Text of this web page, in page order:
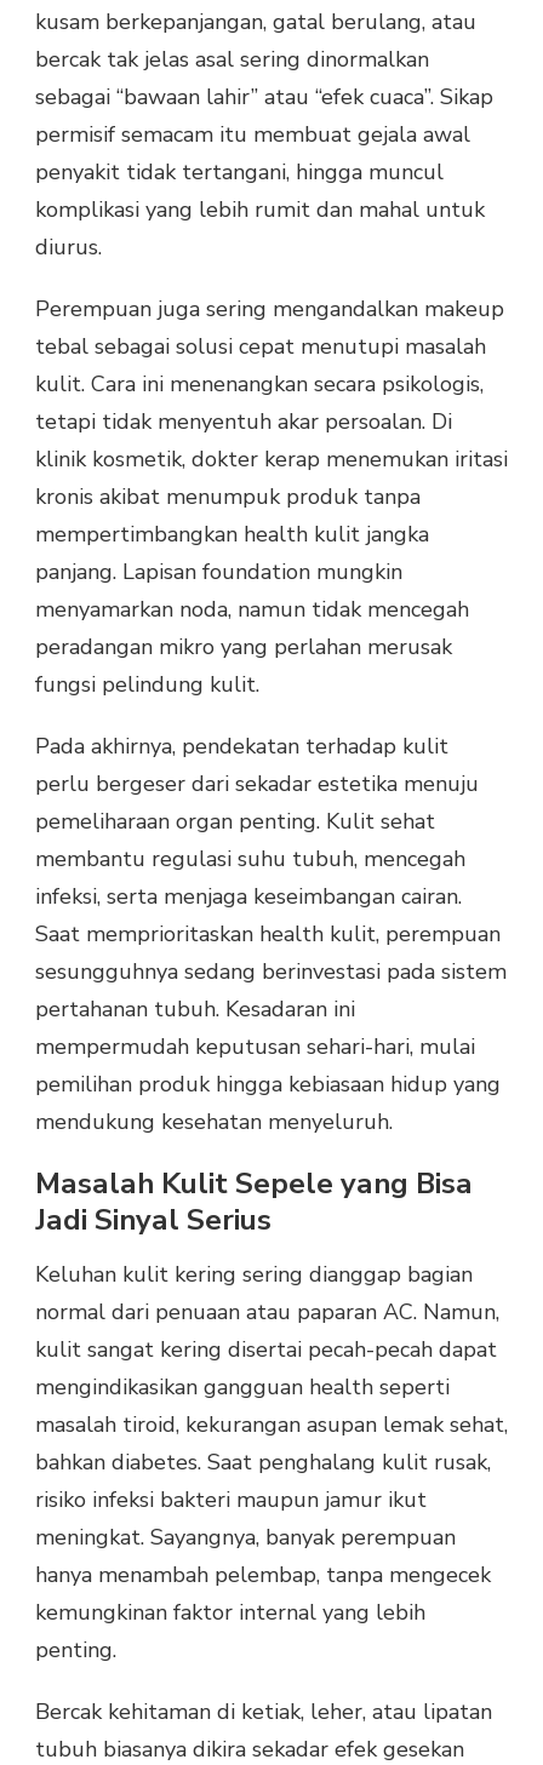
kusam berkepanjangan, gatal berulang, atau
bercak tak jelas asal sering dinormalkan
sebagai “bawaan lahir” atau “efek cuaca”. Sikap
permisif semacam itu membuat gejala awal
penyakit tidak tertangani, hingga muncul
komplikasi yang lebih rumit dan mahal untuk
diurus.
Perempuan juga sering mengandalkan makeup
tebal sebagai solusi cepat menutupi masalah
kulit. Cara ini menenangkan secara psikologis,
tetapi tidak menyentuh akar persoalan. Di
klinik kosmetik, dokter kerap menemukan iritasi
kronis akibat menumpuk produk tanpa
mempertimbangkan health kulit jangka
panjang. Lapisan foundation mungkin
menyamarkan noda, namun tidak mencegah
peradangan mikro yang perlahan merusak
fungsi pelindung kulit.
Pada akhirnya, pendekatan terhadap kulit
perlu bergeser dari sekadar estetika menuju
pemeliharaan organ penting. Kulit sehat
membantu regulasi suhu tubuh, mencegah
infeksi, serta menjaga keseimbangan cairan.
Saat memprioritaskan health kulit, perempuan
sesungguhnya sedang berinvestasi pada sistem
pertahanan tubuh. Kesadaran ini
mempermudah keputusan sehari-hari, mulai
pemilihan produk hingga kebiasaan hidup yang
mendukung kesehatan menyeluruh.
Masalah Kulit Sepele yang Bisa
Jadi Sinyal Serius
Keluhan kulit kering sering dianggap bagian
normal dari penuaan atau paparan AC. Namun,
kulit sangat kering disertai pecah-pecah dapat
mengindikasikan gangguan health seperti
masalah tiroid, kekurangan asupan lemak sehat,
bahkan diabetes. Saat penghalang kulit rusak,
risiko infeksi bakteri maupun jamur ikut
meningkat. Sayangnya, banyak perempuan
hanya menambah pelembap, tanpa mengecek
kemungkinan faktor internal yang lebih
penting.
Bercak kehitaman di ketiak, leher, atau lipatan
tubuh biasanya dikira sekadar efek gesekan